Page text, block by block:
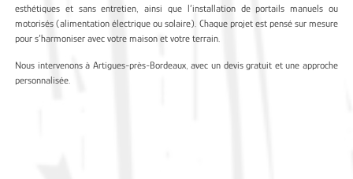
esthétiques et sans entretien, ainsi que l’installation de portails manuels ou
motorisés (alimentation électrique ou solaire). Chaque projet est pensé sur mesure
pour s’harmoniser avec votre maison et votre terrain.
Nous intervenons à Artigues-près-Bordeaux, avec un devis gratuit et une approche
personnalisée.